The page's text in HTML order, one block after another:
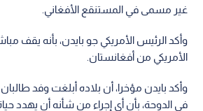
غير مسمى في المستنقع الأفغاني.
وأكد الرئيس الأمريكي جو بايدن، بأنه يقف
الأمريكي من أفغانستان.
وأكد بايدن مؤخرا، أن بلاده أبلغت وفد
في الدوحة، بأن أي إجراء من شأنه أن يهدد